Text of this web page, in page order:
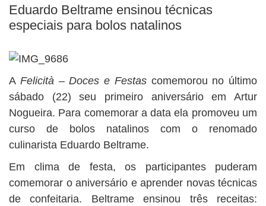
Eduardo Beltrame ensinou técnicas
especiais para bolos natalinos
A Felicità – Doces e Festascomemorou no último
sábado (22) seu primeiro aniversário em Artur
Nogueira. Para comemorar a data ela promoveu um
curso de bolos natalinos com o renomado
culinarista Eduardo Beltrame.
Em clima de festa, os participantes puderam
comemorar o aniversário e aprender novas técnicas
de confeitaria. Beltrame ensinou três receitas: